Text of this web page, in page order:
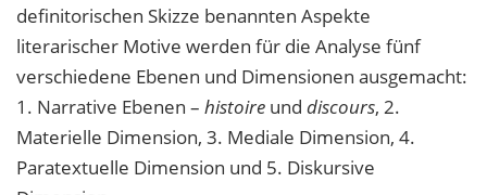
definitorischen Skizze benannten Aspekte
literarischer Motive werden für die Analyse fünf
verschiedene Ebenen und Dimensionen ausgemacht:
1. Narrative Ebenen – histoire und discours, 2.
Materielle Dimension, 3. Mediale Dimension, 4.
Paratextuelle Dimension und 5. Diskursive